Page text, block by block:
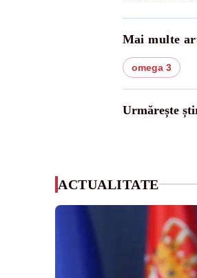
Mai multe
omega 3
Urmărește
ACTUALITATE